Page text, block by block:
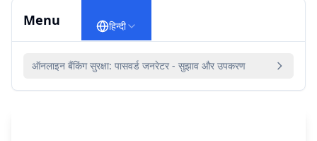
हिन्दी
Menu
ऑनलाइन बैंकिंग सुरक्षा: पासवर्ड जनरेटर - सुझाव और उपकरण